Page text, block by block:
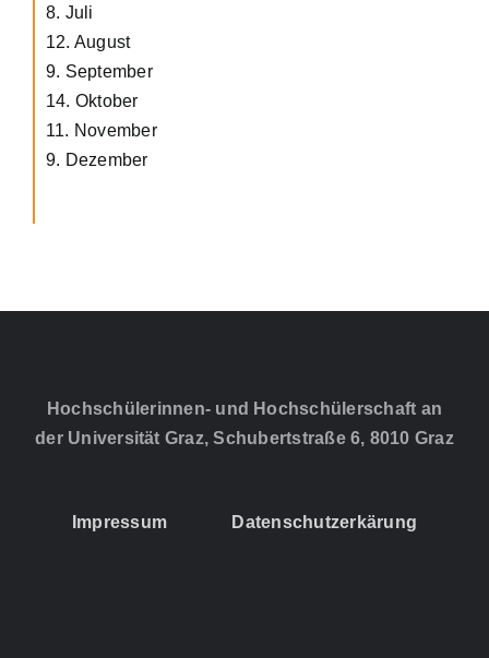
8. Juli
12. August
9. September
14. Oktober
11. November
9. Dezember
Hochschülerinnen- und Hochschülerschaft an
der Universität Graz, Schubertstraße 6, 8010 Graz
Impressum Datenschutzerkärung